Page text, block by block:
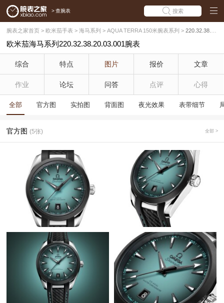
> 查腕表 搜索
腕表之家首页 > 欧米茄手表 > 海马系列 > AQUA TERRA 150米腕表系列 > 220.32.38.20.03.001
欧米茄海马系列220.32.38.20.03.001腕表
综合 特点 图片 报价 文章
作业 论坛 问答 点评 心得
全部 官方图 实拍图 背面图 夜光效果 表带细节
官方图 (5张) 全部 >